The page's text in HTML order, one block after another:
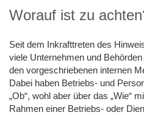
Worauf ist zu
Seit dem Inkrafttreten des
viele Unternehmen und
den vorgeschriebenen internen
Dabei haben Betriebs- und
„Ob“, wohl aber über das „Wie“
Rahmen einer Betriebs- oder